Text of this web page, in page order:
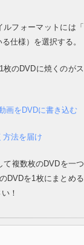
フォーマットには「
仕様）を選択する。
のDVDに焼くのがス
画をDVDに書き込む
方法を届け
て複数枚のDVDを一つ
DVDを1枚にまとめる
！